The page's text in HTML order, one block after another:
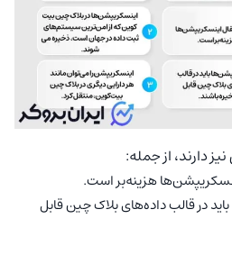
دارند، از جمله:
هزینه‌بر است.
در قالب داده‌های بلاک چین قابل